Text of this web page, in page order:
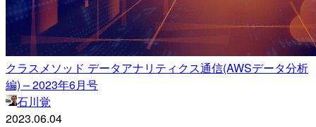
クラスメソッド データアナリティクス通信(AWSデータ分析
編) – 2023年6月号
石川覚
2023.06.04